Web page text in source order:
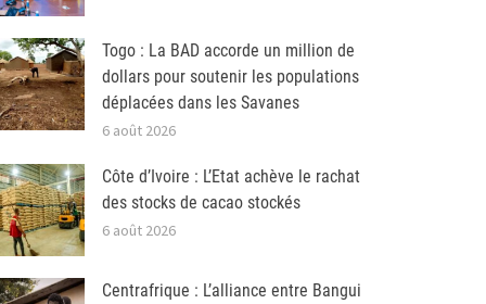
Togo : La BAD accorde un million de
dollars pour soutenir les populations
déplacées dans les Savanes
6 août 2026
Côte d’Ivoire : L’Etat achève le rachat
des stocks de cacao stockés
6 août 2026
Centrafrique : L’alliance entre Bangui